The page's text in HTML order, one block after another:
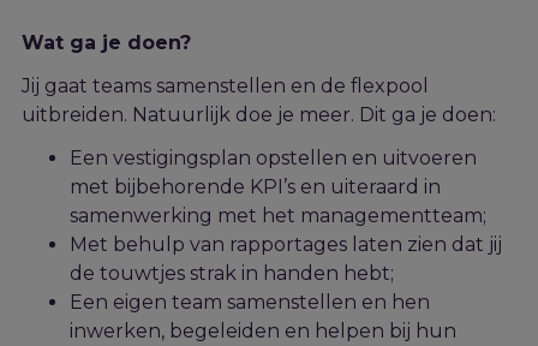
Wat ga je doen?
Jij gaat teams samenstellen en de flexpool
uitbreiden. Natuurlijk doe je meer. Dit ga je doen:
Een vestigingsplan opstellen en uitvoeren
met bijbehorende KPI’s en uiteraard in
samenwerking met het managementteam;
Met behulp van rapportages laten zien dat jij
de touwtjes strak in handen hebt;
Een eigen team samenstellen en hen
inwerken, begeleiden en helpen bij hun